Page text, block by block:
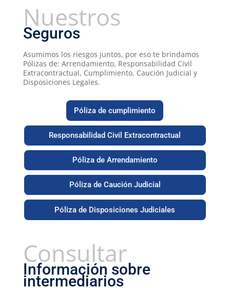
Nuestros
Seguros
Asumimos los riesgos juntos, por eso te brindamos
Pólizas de: Arrendamiento, Responsabilidad Civil
Extracontractual, Cumplimiento, Caución Judicial y
Disposiciones Legales.
Póliza de cumplimiento
Responsabilidad Civil Extracontractual
Póliza de Arrendamiento
Póliza de Caución Judicial
Póliza de Disposiciones Judiciales
Consultar
Información sobre
intermediarios